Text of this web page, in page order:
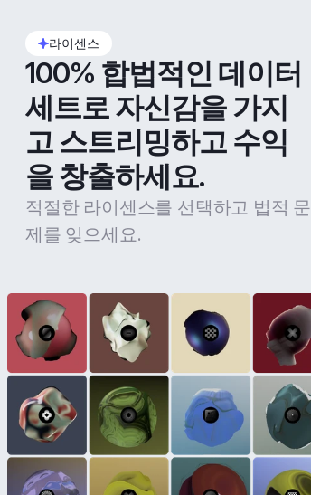
라이센스
100% 합법적인 데이터
세트로 자신감을 가지
고 스트리밍하고 수익
을 창출하세요.
적절한 라이센스를 선택하고 법적 문
제를 잊으세요.